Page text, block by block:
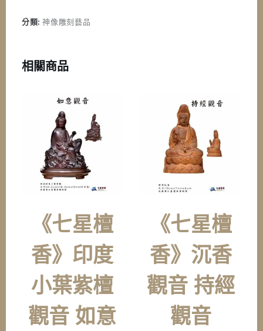
分類:神像雕刻藝品
相關商品
《七星檀
香》印度
小葉紫檀
觀音 如意
《七星檀
香》沉香
觀音 持經
觀音